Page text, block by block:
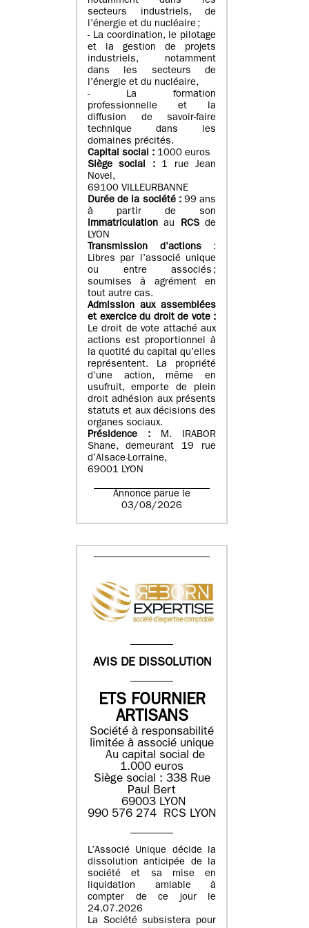
secteurs industriels, de
l’énergie et du nucléaire ;
- La coordination, le pilotage
et la gestion de projets
industriels, notamment
dans les secteurs de
l’énergie et du nucléaire,
- La formation
professionnelle et la
diffusion de savoir-faire
technique dans les
domaines précités.
Capital social : 1000 euros
Siège social :1 rue Jean
Novel,
69100 VILLEURBANNE
Durée de la société :99 ans
à partir de son
immatriculation au RCSde
LYON
Transmission d’actions:
Libres par l’associé unique
ou entre associés ;
soumises à agrément en
tout autre cas.
Admission aux assemblées
et exercice du droit de vote :
Le droit de vote attaché aux
actions est proportionnel à
la quotité du capital qu’elles
représentent. La propriété
d’une action, même en
usufruit, emporte de plein
droit adhésion aux présents
statuts et aux décisions des
organes sociaux.
Présidence : M. IRABOR
Shane, demeurant 19 rue
d’Alsace-Lorraine,
69001 LYON
Annonce parue le
03/08/2026
AVIS DE DISSOLUTION
ETS FOURNIER
ARTISANS
Société à responsabilité
limitée à associé unique
Au capital social de
1.000 euros
Siège social : 338 Rue
Paul Bert
69003 LYON
990 576 274 RCS LYON
L’Associé Unique décide la
dissolution anticipée de la
société et sa mise en
liquidation amiable à
compter de ce jour le
24.07.2026
La Société subsistera pour